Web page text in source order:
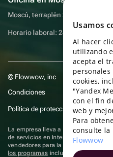
Moscú, terraplén
Horario laboral: 24 horas
© Flowwow, inc
Condiciones
Política de protección y privacidad
La empresa lleva a cabo su
de servicios en Internet para la
vendedores para la venta de
los programas incluidos en el
Usamos
Al hacer
utilizando
acepta el
cookies,
"Yandex
con el fin
web y
Para
consulte la
Flowwow